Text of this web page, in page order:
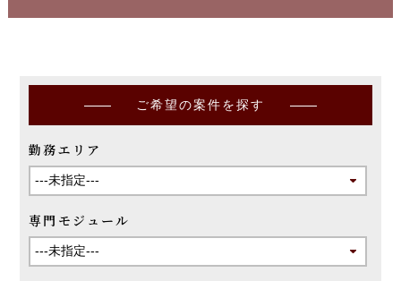
ご希望の案件を探す
勤務エリア
専門モジュール